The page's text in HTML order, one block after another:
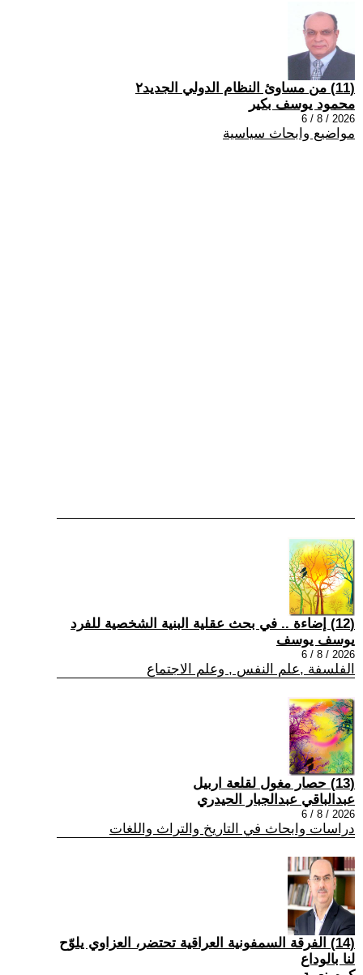
(11) من مساوئ النظام الدولي الجديد٢
محمود يوسف بكير
2026 / 8 / 6
مواضيع وابحاث سياسية
(12) إضاءة .. في بحث عقلية البنية الشخصية للفرد
يوسف يوسف
2026 / 8 / 6
الفلسفة ,علم النفس , وعلم الاجتماع
(13) حصار مغول لقلعة اربيل
عبدالباقي عبدالجبار الحيدري
2026 / 8 / 6
دراسات وابحاث في التاريخ والتراث واللغات
(14) الفرقة السمفونية العراقية تحتضر، العزاوي يلوّح
لنا بالوداع